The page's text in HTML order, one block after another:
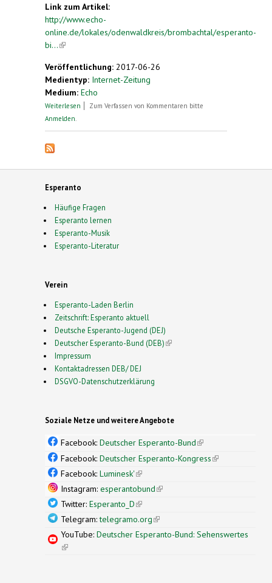
Link zum Artikel:
http://www.echo-
online.de/lokales/odenwaldkreis/brombachtal/esperanto-
bi...(link is external)
Veröffentlichung: 2017-06-26
Medientyp: Internet-Zeitung
Medium: Echo
Weiterlesen über Esperanto bietet weltweite Kontakte ohne
Zum Verfassen von Kommentaren bitte
Anmelden
Esperanto
Häufige Fragen
Esperanto lernen
Esperanto-Musik
Esperanto-Literatur
Verein
Esperanto-Laden Berlin
Zeitschrift: Esperanto aktuell
Deutsche Esperanto-Jugend (DEJ)
Deutscher Esperanto-Bund (DEB)(link is external)
Impressum
Kontaktadressen DEB/ DEJ
DSGVO-Datenschutzerklärung
Soziale Netze und weitere Angebote
Facebook: Deutscher Esperanto-Bund(link is
external)
Facebook: Deutscher Esperanto-Kongress(link is
Facebook: Luminesk'(link is external)
Instagram: esperantobund(link is external)
Twitter: Esperanto_D(link is external)
Telegram:telegramo.org(link is external)
YouTube: Deutscher Esperanto-Bund: Sehenswertes
(link is external)